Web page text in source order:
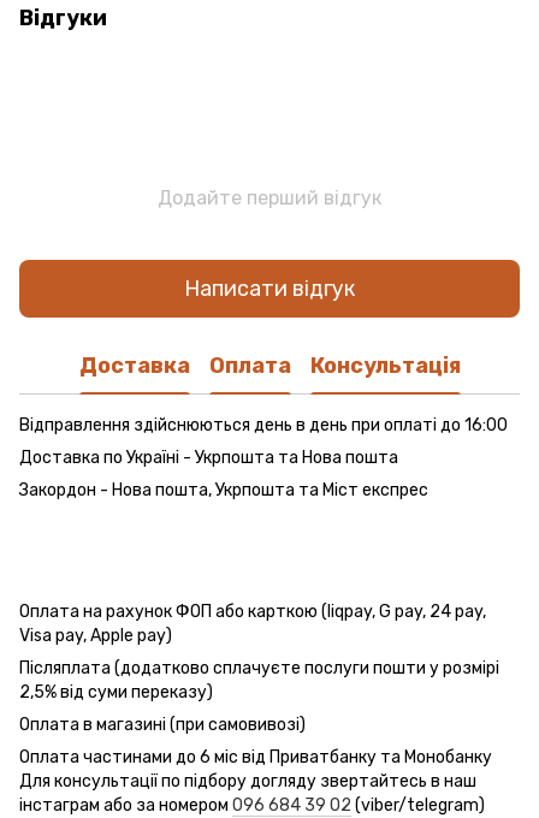
Відгуки
Додайте перший відгук
Написати відгук
Доставка Оплата Консультація
Відправлення здійснюються день в день при оплаті до 16:00
Доставка по Україні - Укрпошта та Нова пошта
Закордон - Нова пошта, Укрпошта та Міст експрес
Оплата на рахунок ФОП або карткою (liqpay, G pay, 24 pay,
Visa pay, Apple pay)
Післяплата (додатково сплачуєте послуги пошти у розмірі
2,5% від суми переказу)
Оплата в магазині (при самовивозі)
Оплата частинами до 6 міс від Приватбанку та Монобанку
Для консультації по підбору догляду звертайтесь в наш
інстаграм або за номером 096 684 39 02 (viber/telegram)